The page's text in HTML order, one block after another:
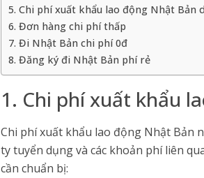
5. Chi phí xuất khẩu lao động Nhật Bản
6. Đơn hàng chi phí thấp
7. Đi Nhật Bản chi phí 0đ
8. Đăng ký đi Nhật Bản phí rẻ
1. Chi phí xuất khẩu
​Chi phí xuất khẩu lao động Nhật Bản
ty tuyển dụng và các khoản phí liên
cần chuẩn bị:​